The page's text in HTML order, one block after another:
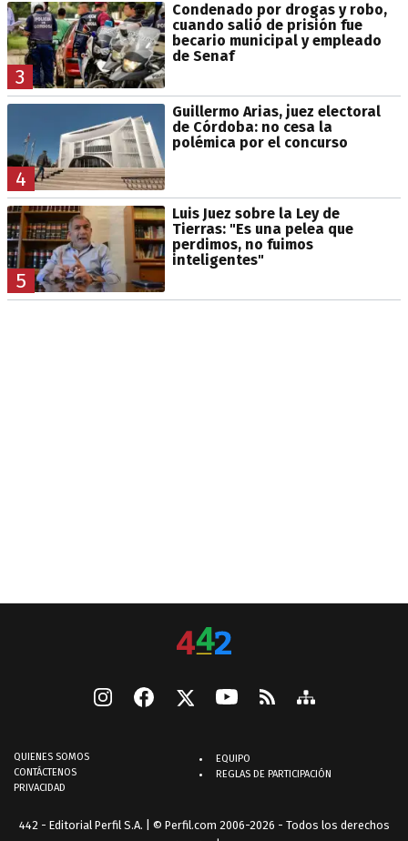
3
Condenado por drogas y robo,
cuando salió de prisión fue
becario municipal y empleado
de Senaf
4
Guillermo Arias, juez electoral
de Córdoba: no cesa la
polémica por el concurso
5
Luis Juez sobre la Ley de
Tierras: "Es una pelea que
perdimos, no fuimos
inteligentes"
QUIENES SOMOS
CONTÁCTENOS
PRIVACIDAD
EQUIPO
REGLAS DE PARTICIPACIÓN
442 - Editorial Perfil S.A. | © Perfil.com 2006-2026 - Todos los derechos